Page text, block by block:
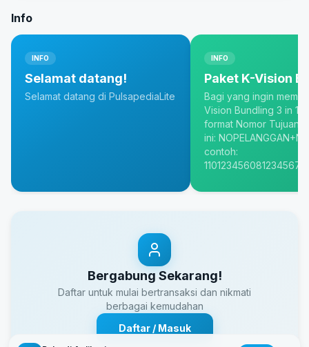
Info
INFO
Selamat datang!
Selamat datang di PulsapediaLite
INFO
Paket K-Vision
Bagi yang ingin
Vision Bundling 3 in 1,
format Nomor
ini:
contoh:
Bergabung Sekarang!
Daftar untuk mulai bertransaksi dan nikmati
berbagai kemudahan
Daftar / Masuk